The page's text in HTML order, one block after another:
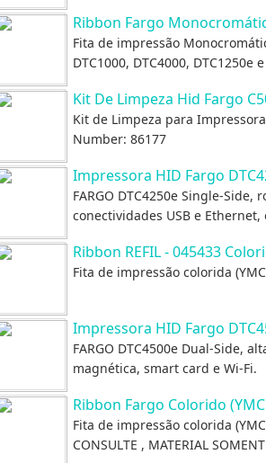
Ribbon Fargo
Fita de impressão
DTC1000, DTC4000, DTC1250e
Kit De Limpeza Hid Fargo
Kit de Limpeza para
Number: 86177
Impressora HID Fargo
FARGO DTC4250e Single-
conectividades USB e
Ribbon REFIL - 045433
Fita de impressão colorida
Impressora HID Fargo
FARGO DTC4500e Dual-Side,
magnética, smart card e Wi-Fi.
Ribbon Fargo Colorido
Fita de impressão colorida
CONSULTE , MATERIAL